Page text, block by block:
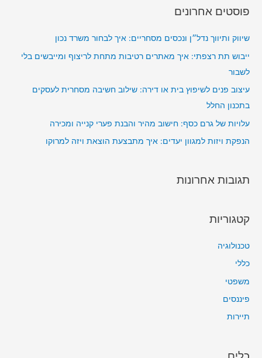
:
פוסטים אחרונים
שיווק ותיווך נדל״ן ונכסים מסחריים: איך לבחור משרד נכון
ייבוש תת רצפתי: איך מאתרים רטיבות מתחת לריצוף ומייבשים בלי
לשבור
עיצוב פנים לשיפוץ בית או דירה: שילוב חשיבה מסחרית לעסקים
בתכנון החלל
עלויות של גרם כסף: חישוב מהיר והבנת פערי קנייה ומכירה
הנפקת ויזות למגוון יעדים: איך מתבצעת הוצאת ויזה למרוקו
תגובות אחרונות
קטגוריות
טכנולוגיה
כללי
משפטי
פיננסים
תיירות